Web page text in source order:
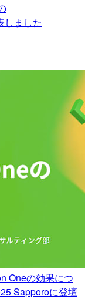
しました
Oneの効果につ
Sapporoに登壇